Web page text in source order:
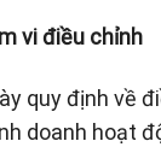
vi điều chỉnh
quy định về
doanh hoạt